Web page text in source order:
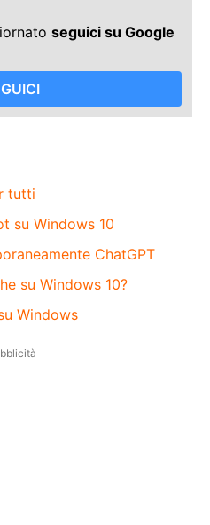
seguici su Google
tutti
su Windows 10
ChatGPT
su Windows 10?
Windows